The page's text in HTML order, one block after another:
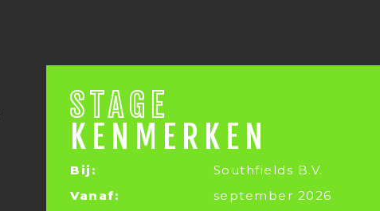
STAGE
KENMERKEN
Bij:
Southfields B.V.
Vanaf:
september 2026